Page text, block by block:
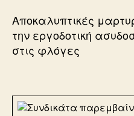
Αποκαλυπτικές
την εργοδοτική
στις φλόγες